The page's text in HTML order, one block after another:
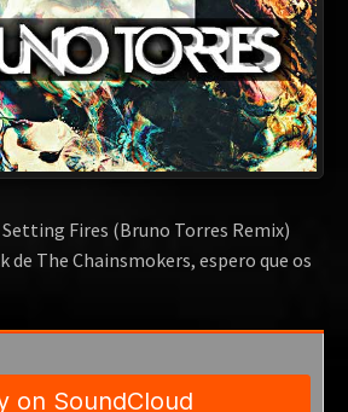
Fires (Bruno Torres Remix)
de The Chainsmokers, espero que os